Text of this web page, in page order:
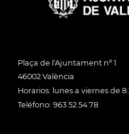
Plaça de l'Ajuntament nº 1
46002 València
Horarios: lunes a viernes de
Teléfono: 963 52 54 78